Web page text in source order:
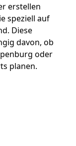
erstellen
speziell auf
Diese
davon, ob
oder
planen.